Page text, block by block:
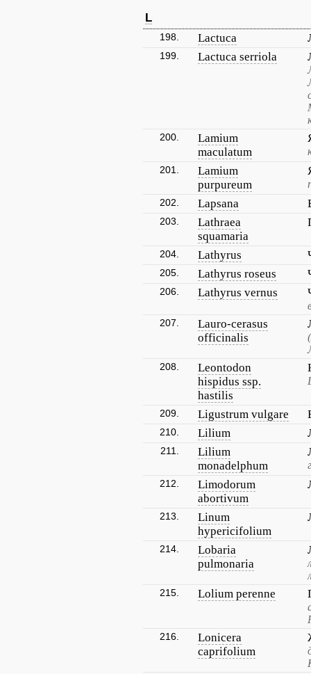
L
198. Lactuca
199. Lactuca serriola
200.
Lamium
maculatum
201.
Lamium
purpureum
202. Lapsana
203.
Lathraea
squamaria
204. Lathyrus
205. Lathyrus roseus
206. Lathyrus vernus
207.
Lauro-cerasus
officinalis
208.
Leontodon
hispidus ssp.
hastilis
209. Ligustrum vulgare
210. Lilium
211.
Lilium
monadelphum
212.
Limodorum
abortivum
213.
Linum
hypericifolium
214.
Lobaria
pulmonaria
215. Lolium perenne
216.
Lonicera
caprifolium